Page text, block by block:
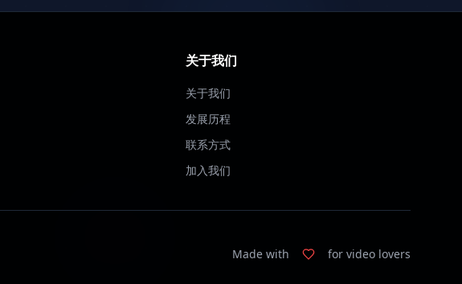
关于我们
关于我们
发展历程
联系方式
加入我们
Made with for video lovers